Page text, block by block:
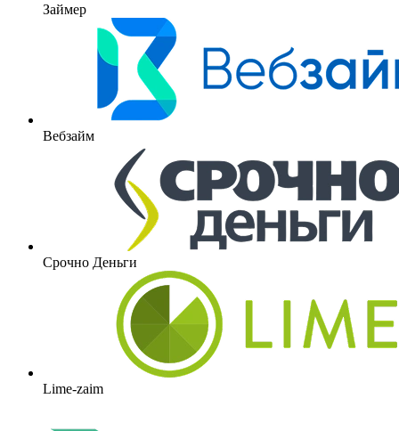
Займер
Вебзайм
Срочно Деньги
Lime-zaim